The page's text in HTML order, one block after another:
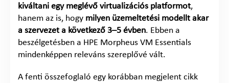
kiváltani egy meglévő virtualizációs platformot,
hanem az is, hogy milyen üzemeltetési modellt akar
a szervezet a következő 3–5 évben. Ebben a
beszélgetésben a HPE Morpheus VM Essentials
mindenképpen releváns szereplővé vált.
A fenti összefoglaló egy korábban megjelent cikk